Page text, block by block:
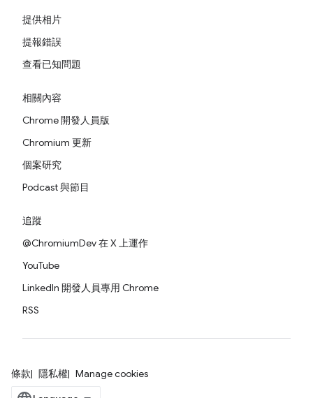
提供相片
提報錯誤
查看已知問題
相關內容
Chrome 開發人員版
Chromium 更新
個案研究
Podcast 與節目
追蹤
@ChromiumDev 在 X 上運作
YouTube
LinkedIn 開發人員專用 Chrome
RSS
條款 隱私權 Manage cookies